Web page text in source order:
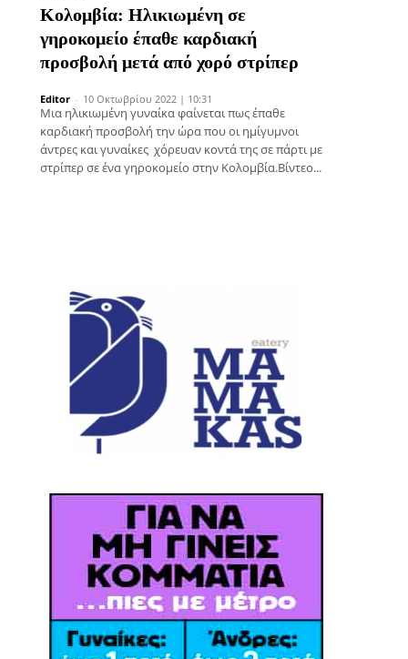
Κολομβία: Ηλικιωμένη σε
γηροκομείο έπαθε καρδιακή
προσβολή μετά από χορό στρίπερ
Editor - 10 Οκτωβρίου 2022 | 10:31
Μια ηλικιωμένη γυναίκα φαίνεται πως έπαθε
καρδιακή προσβολή την ώρα που οι ημίγυμνοι
άντρες και γυναίκες χόρευαν κοντά της σε πάρτι με
στρίπερ σε ένα γηροκομείο στην Κολομβία.Βίντεο...